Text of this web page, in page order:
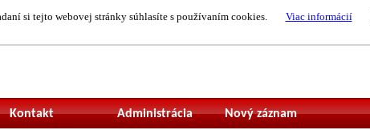
si tejto webovej stránky súhlasíte s používaním cookies. Viac informácií
Nový záznam
Administrácia
Kontakt